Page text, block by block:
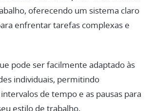
oferecendo um sistema claro
enfrentar tarefas complexas e
pode ser facilmente adaptado às
individuais, permitindo
de tempo e as pausas para
estilo de trabalho.